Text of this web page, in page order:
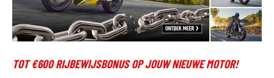
TOT €600 RIJBEWIJSBONUS OP JOUW NIEUWE MOTOR!